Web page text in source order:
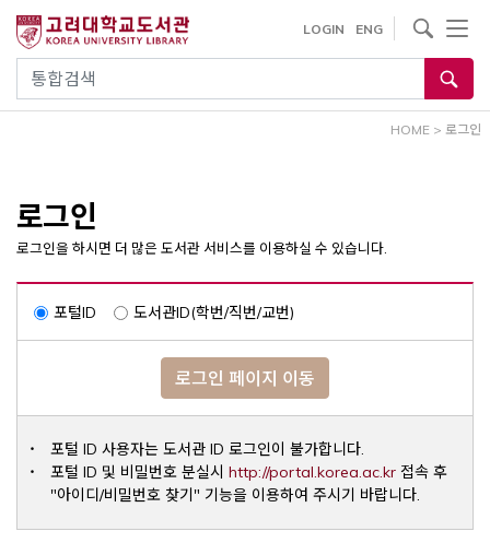
건
통합검색
LOGIN ENG
사이트내 검색
HOME > 로그인
로그인
로그인을 하시면 더 많은 도서관 서비스를 이용하실 수 있습니다.
포털ID 도서관ID(학번/직번/교번)
로그인 페이지 이동
포털 ID 사용자는 도서관 ID 로그인이 불가합니다.
포털 ID 및 비밀번호 분실시 http://portal.korea.ac.krOpens a
접속 후
"아이디/비밀번호 찾기" 기능을 이용하여 주시기 바랍니다.